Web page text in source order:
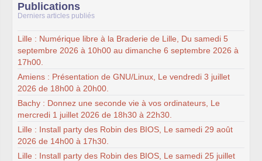
Publications
Derniers articles publiés
Lille : Numérique libre à la Braderie de Lille, Du samedi 5
septembre 2026 à 10h00 au dimanche 6 septembre 2026 à
17h00.
Amiens : Présentation de GNU/Linux, Le vendredi 3 juillet
2026 de 18h00 à 20h00.
Bachy : Donnez une seconde vie à vos ordinateurs, Le
mercredi 1 juillet 2026 de 18h30 à 22h30.
Lille : Install party des Robin des BIOS, Le samedi 29 août
2026 de 14h00 à 17h30.
Lille : Install party des Robin des BIOS, Le samedi 25 juillet